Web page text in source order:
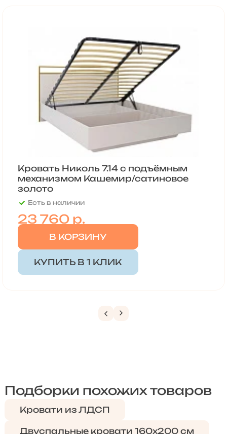
Кровать Николь 7.14 с подъёмным
механизмом Кашемир/сатиновое
золото
Есть в наличии
23 760р.
В КОРЗИНУ
КУПИТЬ В 1 КЛИК
Подборки похожих товаров
Кровати из ЛДСП
Двуспальные кровати 160х200 см